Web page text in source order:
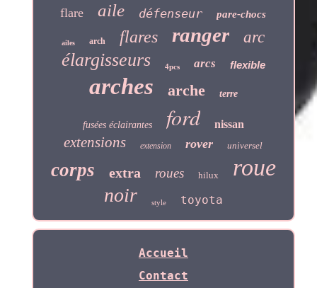
flare aile défenseur pare-chocs
ailes arch flares ranger arc
élargisseurs 4pcs arcs flexible
arches arche terre
fusées éclairantes ford nissan
extensions extension rover universel
corps extra roues hilux roue
noir style toyota
Accueil
Contact